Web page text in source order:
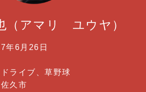
アマリ ユウヤ）
年6月26日
ライブ、草野球
久市